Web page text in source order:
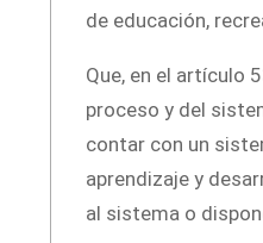
de educación,
Que, en el artículo
proceso y del
contar con un
aprendizaje y
al sistema o